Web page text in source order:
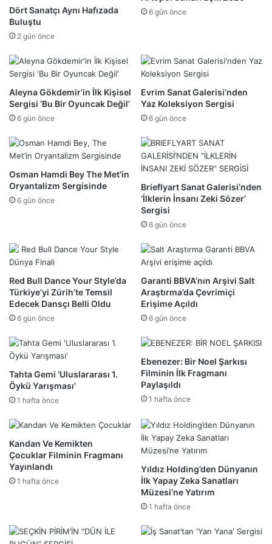
Dört Sanatçı Aynı Hafızada
Buluştu
2 gün önce
6 gün önce
Aleyna Gökdemir’in İlk Kişisel
Sergisi ‘Bu Bir Oyuncak Değil’
6 gün önce
Evrim Sanat Galerisi’nden
Yaz Koleksiyon Sergisi
6 gün önce
Osman Hamdi Bey The Met’in
Oryantalizm Sergisinde
6 gün önce
Brieflyart Sanat Galerisi’nden
‘İlklerin İnsanı Zeki Sözer’
Sergisi
6 gün önce
Red Bull Dance Your Style’da
Türkiye’yi Zürih’te Temsil
Edecek Dansçı Belli Oldu
6 gün önce
Garanti BBVA’nın Arşivi Salt
Araştırma’da Çevrimiçi
Erişime Açıldı
6 gün önce
Tahta Gemi ‘Uluslararası 1.
Öykü Yarışması’
1 hafta önce
Ebenezer: Bir Noel Şarkısı
Filminin İlk Fragmanı
Paylaşıldı
1 hafta önce
Kandan Ve Kemikten
Çocuklar Filminin Fragmanı
Yayınlandı
1 hafta önce
Yıldız Holding’den Dünyanın
İlk Yapay Zeka Sanatları
Müzesi’ne Yatırım
1 hafta önce